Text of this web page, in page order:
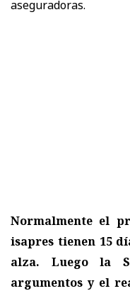
aseguradoras.
Normalmente el
isapres tienen 15
alza. Luego la
argumentos y el